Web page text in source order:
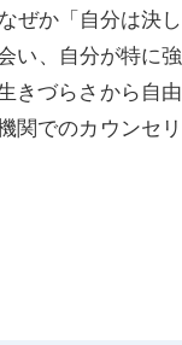
ぜか「自分は決し
い、自分が特に強
きづらさから自由
関でのカウンセリ